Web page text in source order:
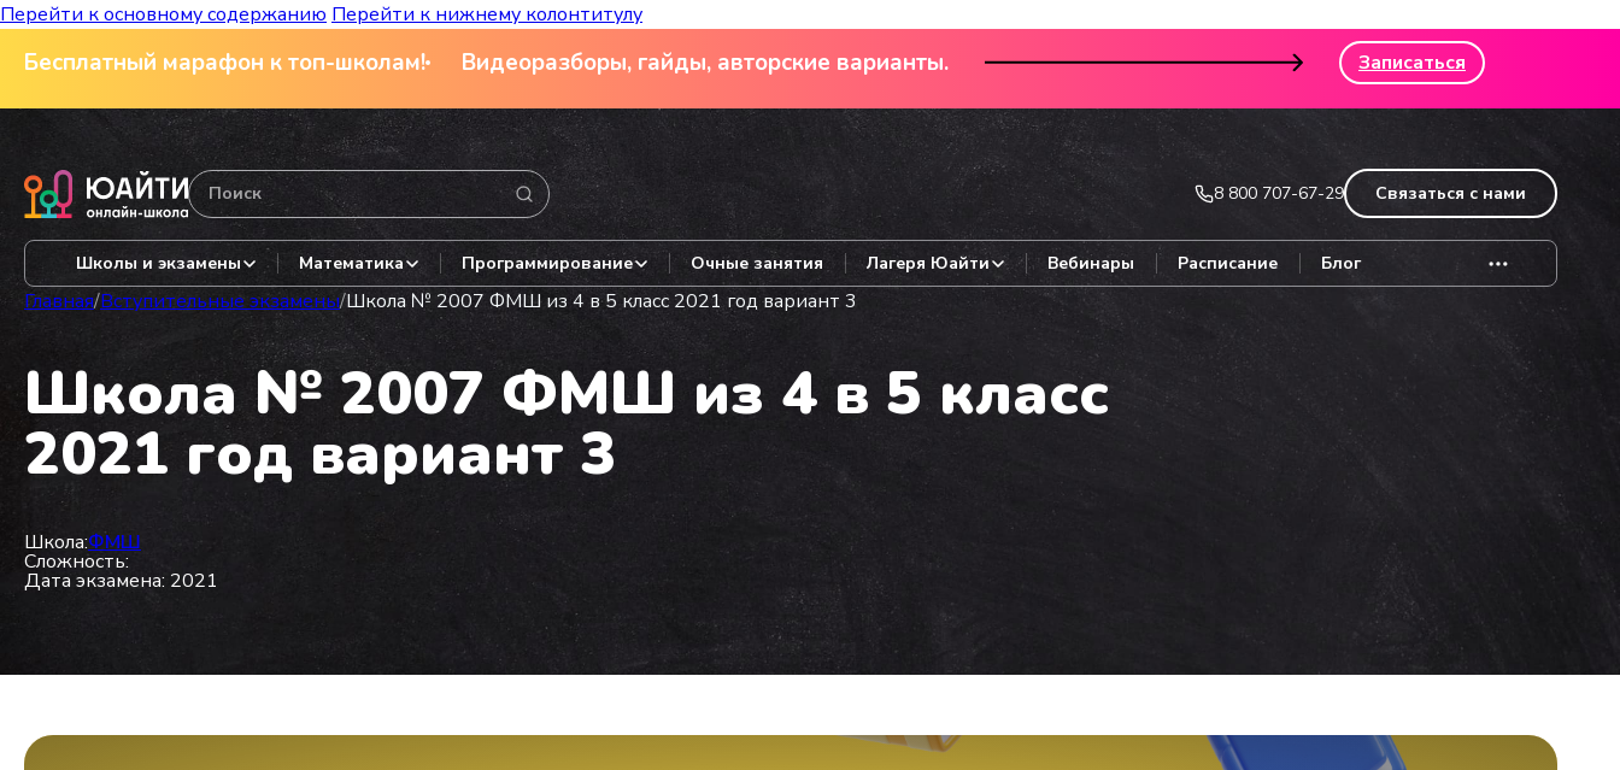
Перейти к основному содержанию Перейти к нижнему колонтитулу
Бесплатный марафон к топ-школам! Видеоразборы, гайды, авторские варианты. Записаться
8 800 707-67-29 Связаться с нами
Школы и экзамены Математика Программирование Очные занятия Лагеря Юайти Вебинары Расписание Блог
Главная/Вступительные экзамены/Школа № 2007 ФМШ из 4 в 5 класс 2021 год вариант 3
Школа № 2007 ФМШ из 4 в 5 класс
2021 год вариант 3
Школа:ФМШ
Сложность:
Дата экзамена: 2021